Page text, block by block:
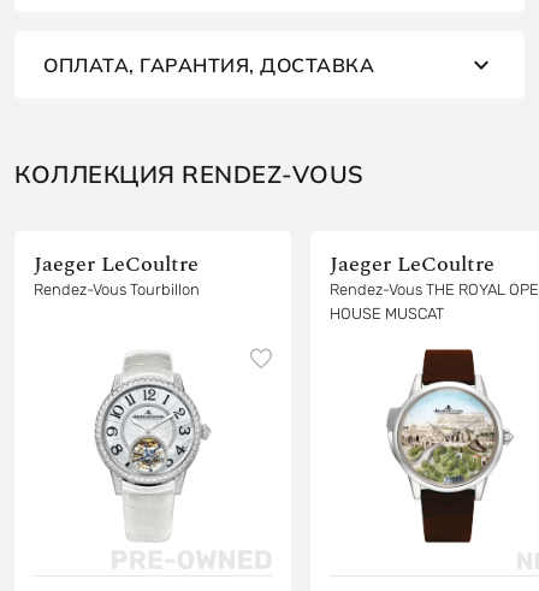
ОПЛАТА, ГАРАНТИЯ, ДОСТАВКА
КОЛЛЕКЦИЯ RENDEZ-VOUS
Jaeger LeCoultre
Rendez-Vous Tourbillon
Jaeger LeCoultre
Rendez-Vous THE ROYAL
HOUSE MUSCAT